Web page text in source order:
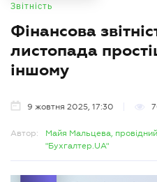
Звітність
Фінансова
листопада
іншому
9 жовтня 2025, 17:30
Автор:
Майя Мальцева,
"Бухгалтер.UA"